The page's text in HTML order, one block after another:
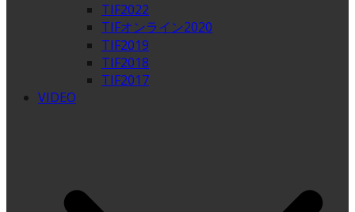
TIF2022
TIFオンライン2020
TIF2019
TIF2018
TIF2017
VIDEO